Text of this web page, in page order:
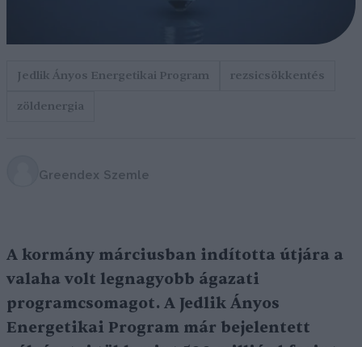
Jedlik Ányos Energetikai Program
rezsicsökkentés
zöldenergia
Greendex Szemle
A kormány márciusban indította útjára a
valaha volt legnagyobb ágazati
programcsomagot. A Jedlik Ányos
Energetikai Program már bejelentett